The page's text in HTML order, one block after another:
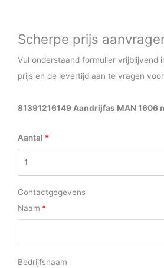
Scherpe prijs
Vul onderstaand formulier vrijblijvend
prijs en de levertijd aan te vragen
81391216149 Aandrijfas MAN 1606
Aantal
Contactgegevens
Naam
Bedrijfsnaam